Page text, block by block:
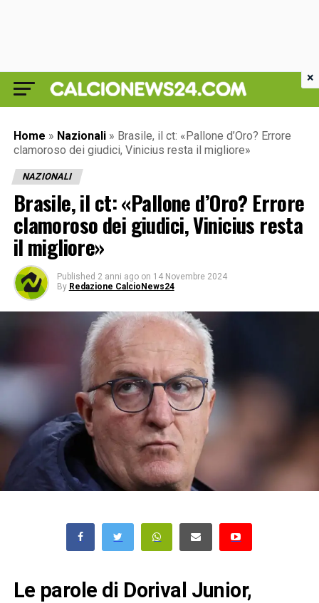
Home » Nazionali » Brasile, il ct: «Pallone d’Oro? Errore
clamoroso dei giudici, Vinicius resta il migliore»
NAZIONALI
Brasile, il ct: «Pallone d’Oro? Errore
clamoroso dei giudici, Vinicius resta
il migliore»
Published 2 anni ago on 14 Novembre 2024
By Redazione CalcioNews24
Le parole di Dorival Junior,
×